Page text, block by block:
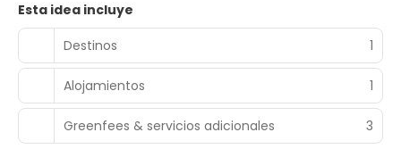
Esta idea incluye
Destinos
1
Alojamientos 1
Greenfees & servicios adicionales 3